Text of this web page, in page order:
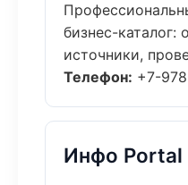
бизнес-каталог:
источники,
Телефон: +7-
Инфо Portal